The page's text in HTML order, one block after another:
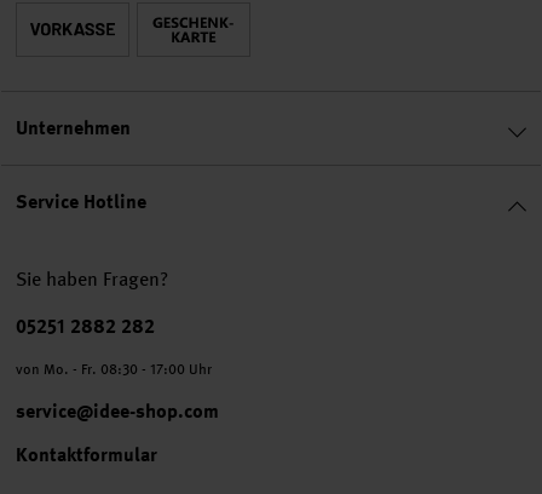
Service Hotline
Sie haben Fragen?
Telefonnummer
05251 2882 282
von Mo. - Fr. 08:30 - 17:00 Uhr
service@idee-shop.com
Kontaktformular
Unternehmen